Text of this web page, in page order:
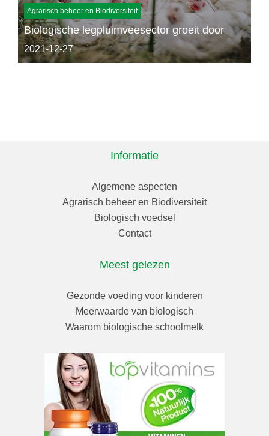
Agrarisch beheer en Biodiversiteit
Biologische legpluimveesector groeit door
2021-12-27
Informatie
Algemene aspecten
Agrarisch beheer en Biodiversiteit
Biologisch voedsel
Contact
Meest gelezen
Gezonde voeding voor kinderen
Meerwaarde van biologisch
Waarom biologische schoolmelk